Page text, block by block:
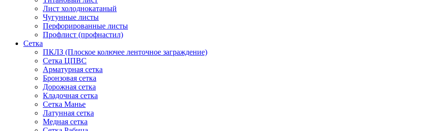
Лист холоднокатаный
Чугунные листы
Перфорированные листы
Профлист (профнастил)
Сетка
ПКЛЗ (Плоское колючее ленточное заграждение)
Сетка ЦПВС
Арматурная сетка
Бронзовая сетка
Дорожная сетка
Кладочная сетка
Сетка Манье
Латунная сетка
Медная сетка